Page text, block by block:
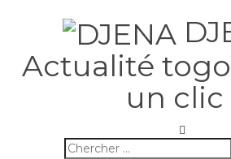
Actualité
un clic